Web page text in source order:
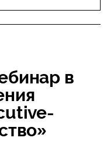
в